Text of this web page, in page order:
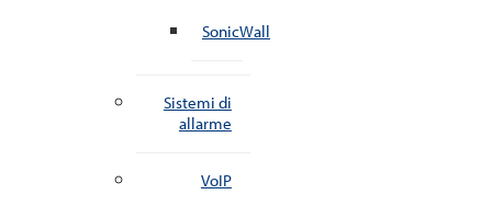
SonicWall
Sistemi di
allarme
VoIP